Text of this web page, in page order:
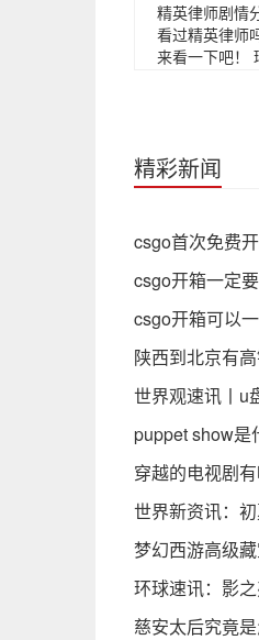
精英律师剧情
看过精英律师
来看一下吧！
精彩新闻
csgo首次免费
csgo开箱一定
csgo开箱可以
陕西到北京有
世界观速讯丨u
puppet show是
穿越的电视剧
世界新资讯：
梦幻西游高级
环球速讯：影
慈安太后究竟